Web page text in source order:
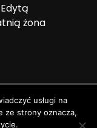
żona
News
usługi na
ze strony oznacza,